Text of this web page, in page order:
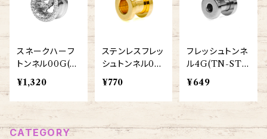
スネークハーフ
トンネル00G(S
CHT021-00G
-SS)
¥1,320
ステンレスフレッ
シュトンネル0G
(TN-ST002-2
0-0G-GP)
¥770
フレッシュトンネ
ル4G(TN-ST0
02-20-4G-SS)
¥649
CATEGORY